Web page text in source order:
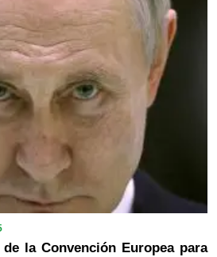
la Convención Europea para